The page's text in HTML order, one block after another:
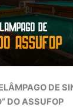
DE
DO ASSUFOP